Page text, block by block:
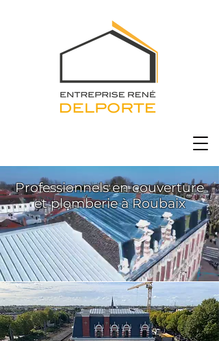
Professionnels en couverture
et plomberie à Roubaix